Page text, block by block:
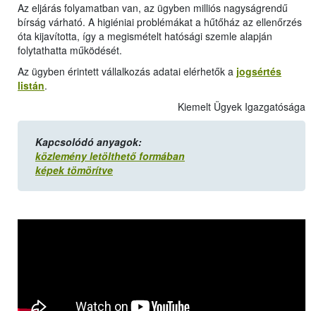
Az eljárás folyamatban van, az ügyben milliós nagyságrendű
bírság várható. A higiéniai problémákat a hűtőház az ellenőrzés
óta kijavította, így a megismételt hatósági szemle alapján
folytathatta működését.
Az ügyben érintett vállalkozás adatai elérhetők a jogsértés
listán.
Kiemelt Ügyek Igazgatósága
Kapcsolódó anyagok:
közlemény letölthető formában
képek tömörítve